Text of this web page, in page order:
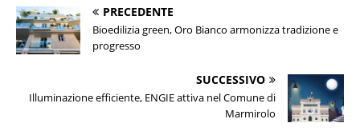
PRECEDENTE
Bioedilizia green, Oro Bianco armonizza tradizione e
progresso
SUCCESSIVO
Illuminazione efficiente, ENGIE attiva nel Comune di
Marmirolo